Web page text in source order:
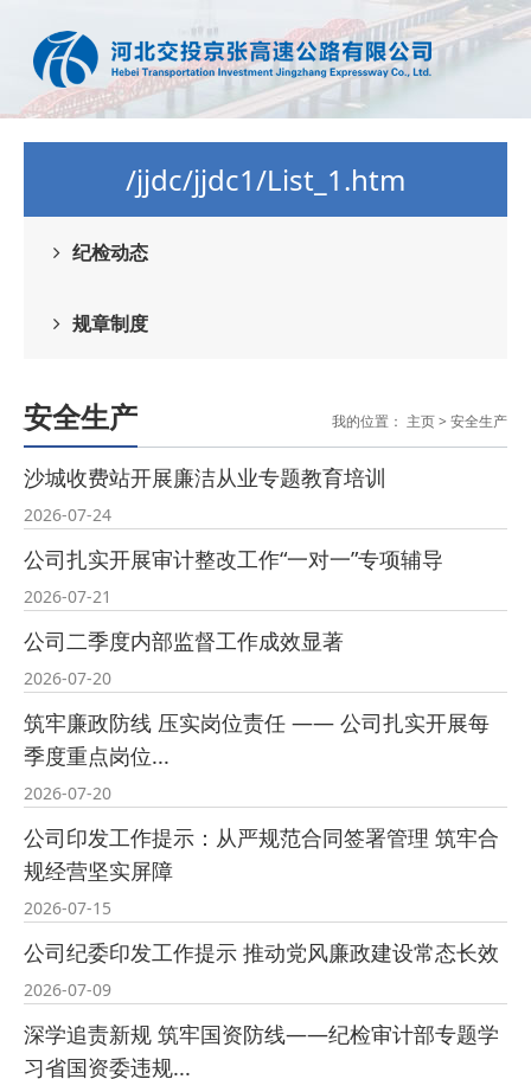
/jjdc/jjdc1/List_1.htm
纪检动态
规章制度
安全生产 我的位置： 主页> 安全生产
沙城收费站开展廉洁从业专题教育培训
2026-07-24
公司扎实开展审计整改工作“一对一”专项辅导
2026-07-21
公司二季度内部监督工作成效显著
2026-07-20
筑牢廉政防线 压实岗位责任 —— 公司扎实开展每
季度重点岗位...
2026-07-20
公司印发工作提示：从严规范合同签署管理 筑牢合
规经营坚实屏障
2026-07-15
公司纪委印发工作提示 推动党风廉政建设常态长效
2026-07-09
深学追责新规 筑牢国资防线——纪检审计部专题学
习省国资委违规...